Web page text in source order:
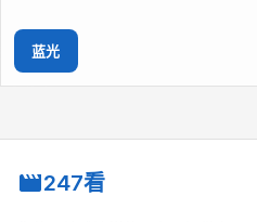
蓝光
247看